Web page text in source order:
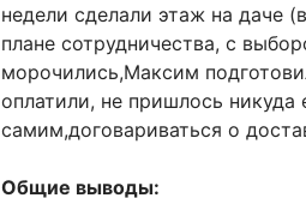
недели сделали этаж на даче
плане сотрудничества, с
морочились,Максим
оплатили, не пришлось никуда
самим,договариваться о
Общие выводы: